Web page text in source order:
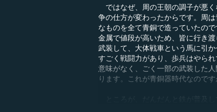
ではなぜ、周の王朝の調子が悪
争の仕方が変わったからです。周
なものを全て青銅で造っていたの
金属で値段が高いため、皆に行き
武装して、大体戦車という馬に引
すごく戦闘力があり、歩兵はやら
意味がなく、ごく一部の武装した
ります。これが青銅器時代なので